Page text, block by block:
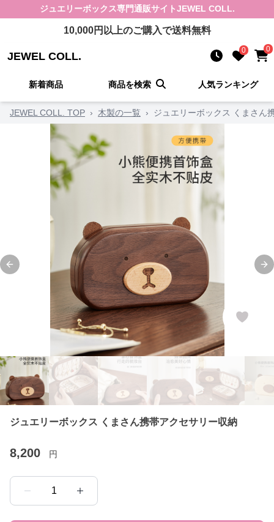
ジュエリーボックス専門通販サイトJEWEL COLL.
10,000円以上のご購入で送料無料
JEWEL COLL. 0 0
新着商品 商品を検索 人気ランキング
JEWEL COLL. TOP › 木製の一覧 › ジュエリーボックス くまさん
Previous slide
ジュエリーボックス くまさん携帯アクセサリー収納
8,200 円
1